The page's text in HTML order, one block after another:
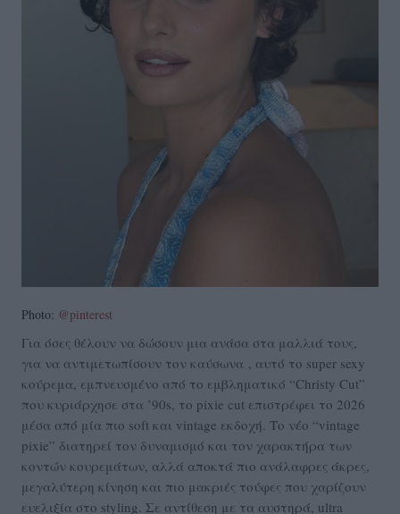
Photo: @pinterest
Για όσες θέλουν να δώσουν μια ανάσα στα μαλλιά τους,
για να αντιμετωπίσουν τον καύσωνα , αυτό το super sexy
κούρεμα, εμπνευσμένο από το εμβληματικό “Christy Cut”
που κυριάρχησε στα ’90s, το pixie cut επιστρέφει το 2026
μέσα από μία πιο soft και vintage εκδοχή. Το νέο “vintage
pixie” διατηρεί τον δυναμισμό και τον χαρακτήρα των
κοντών κουρεμάτων, αλλά αποκτά πιο ανάλαφρες άκρες,
μεγαλύτερη κίνηση και πιο μακριές τούφες που χαρίζουν
ευελιξία στο styling. Σε αντίθεση με τα αυστηρά, ultra